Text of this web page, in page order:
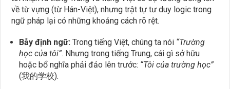
về từ vựng (từ Hán-Việt), nhưng trật tự tư duy logic trong
ngữ pháp lại có những khoảng cách rõ rệt.
Bẫy định ngữ: Trong tiếng Việt, chúng ta nói “Trường
học của tôi”. Nhưng trong tiếng Trung, cái gì sở hữu
hoặc bổ nghĩa phải đảo lên trước: “Tôi của trường học”
(我的学校).